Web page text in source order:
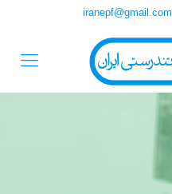
iranepf@gmail.com